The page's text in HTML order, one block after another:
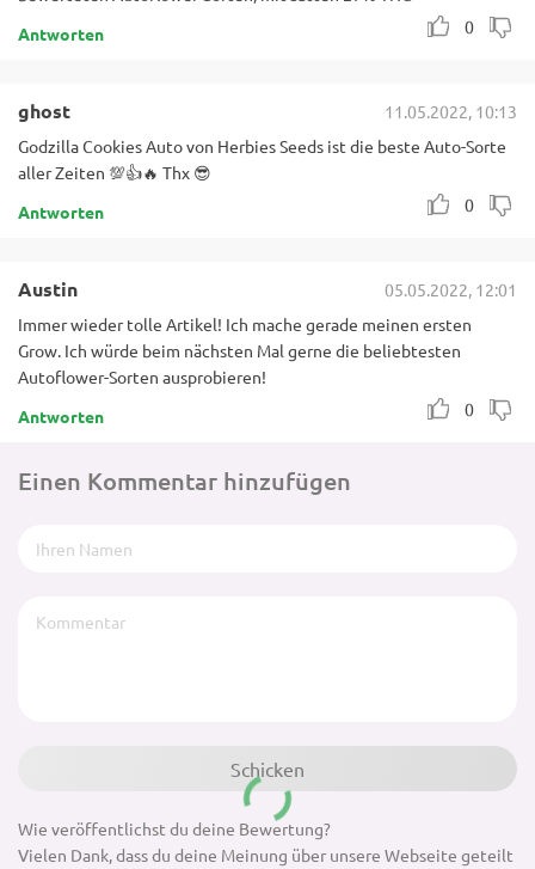
0
Antworten
ghost
11.05.2022, 10:13
Godzilla Cookies Auto von Herbies Seeds ist die beste Auto-Sorte
aller Zeiten 💯👍🔥 Thx 😎
0
Antworten
Austin
05.05.2022, 12:01
Immer wieder tolle Artikel! Ich mache gerade meinen ersten
Grow. Ich würde beim nächsten Mal gerne die beliebtesten
Autoflower-Sorten ausprobieren!
0
Antworten
Einen Kommentar hinzufügen
Wie veröffentlichst du deine Bewertung?
Vielen Dank, dass du deine Meinung über unsere Webseite geteilt